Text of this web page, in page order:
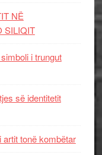
NË
SILIQIT
i trungut
së identitetit
artit tonë kombëtar